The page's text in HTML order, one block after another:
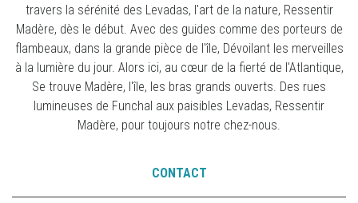
travers la sérénité des Levadas, l'art de la nature, Ressentir
Madère, dès le début. Avec des guides comme des porteurs de
flambeaux, dans la grande pièce de l'île, Dévoilant les merveilles
à la lumière du jour. Alors ici, au cœur de la fierté de l'Atlantique,
Se trouve Madère, l'île, les bras grands ouverts. Des rues
lumineuses de Funchal aux paisibles Levadas, Ressentir
Madère, pour toujours notre chez-nous.
CONTACT